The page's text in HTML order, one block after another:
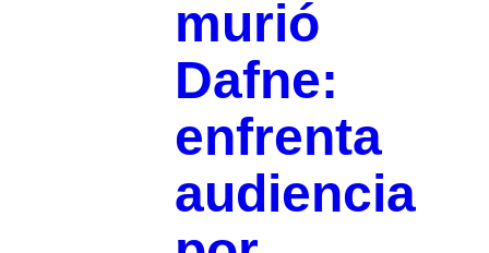
murió
Dafne:
enfrenta
audiencia